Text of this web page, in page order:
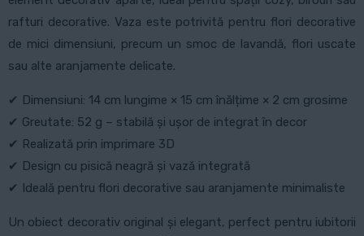
rafturi decorative. Vaza este potrivită pentru flori decorative
de mici dimensiuni, precum un smoc de lavandă, flori uscate
sau alte aranjamente delicate.
✔ Dimensiuni: 14 cm lungime × 15 cm înălțime × 2 cm grosime
✔ Greutate: 52 g – stabilă și ușor de integrat în decor
✔ Realizată prin imprimare 3D
✔ Design cu pisică neagră și vază integrată
✔ Ideală pentru flori decorative sau aranjamente minimaliste
Un obiect decorativ original și elegant, perfect pentru iubitorii